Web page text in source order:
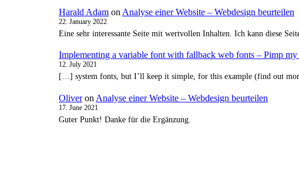
Harald Adam on Analyse einer Website – Webdesign beurteilen
22. January 2022
Eine sehr interessante Seite mit wertvollen Inhalten. Ich kann diese
Implementing a variable font with fallback web fonts – Pimp my
12. July 2021
[…] system fonts, but I’ll keep it simple, for this example (find out
Oliveron Analyse einer Website – Webdesign beurteilen
17. June 2021
Guter Punkt! Danke für die Ergänzung.